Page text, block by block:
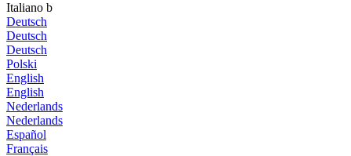
Italiano b
Deutsch
Deutsch
Deutsch
Polski
English
English
Nederlands
Nederlands
Español
Français